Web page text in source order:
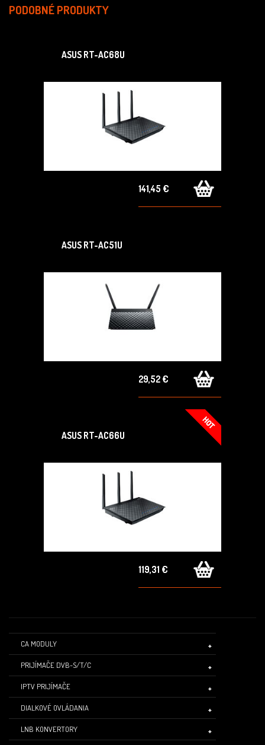
PODOBNÉ PRODUKTY
ASUS RT-AC68U
141,45 €
ASUS RT-AC51U
29,52 €
ASUS RT-AC66U
119,31 €
CA MODULY
PRIJÍMAČE DVB-S/T/C
IPTV PRIJÍMAČE
DIALKOVÉ OVLÁDANIA
LNB KONVERTORY